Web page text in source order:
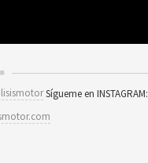
Sígueme en INSTAGRAM: